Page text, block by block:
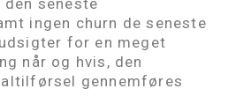
seneste
ingen churn de seneste
for en meget
når og hvis, den
gennemføres